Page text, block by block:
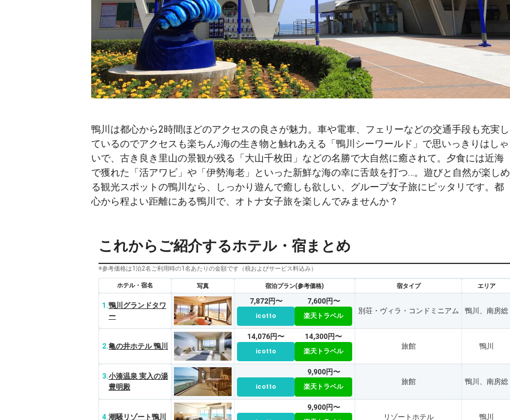
鴨川は都心から2時間ほどのアクセスの良さが魅力。車や電車、フェリーなどの交通手段も充実し
ているのでアクセスも楽ちん♪海の生き物と触れあえる「鴨川シーワールド」で思いっきりはしゃ
いで、古き良き里山の景観が残る「大山千枚田」などの名勝で大自然に癒されて。夕食には近海
で獲れた「活アワビ」や「伊勢海老」といった新鮮な海の幸に舌鼓を打つ…。遊びと自然が楽しめ
る観光スポットの鴨川なら、しっかり遊んで癒しも欲しい、グループ女子旅にピッタリです。都
心から程よい距離にある鴨川で、オトナ女子旅を楽しんでみませんか？
これからご紹介するホテル・宿まとめ
※参考価格は1泊2名ご利用時の1名あたりの金額です（税およびサービス料込み）
ホテル・宿名 写真 宿泊プラン(参考価格) 宿タイプ エリア
1.鴨川グランドタワ
ー
7,872円〜
icotto
7,600円〜
楽天トラベル
別荘・ヴィラ・コンドミニアム 鴨川、南房総
2.亀の井ホテル 鴨川
14,076円〜
icotto
14,300円〜
楽天トラベル
旅館 鴨川
3.小湊温泉 実入の湯
豊明殿
icotto
9,900円〜
楽天トラベル
旅館 鴨川、南房総
4.潮騒リゾート鴨川
9,900円〜
リゾートホテル 鴨川